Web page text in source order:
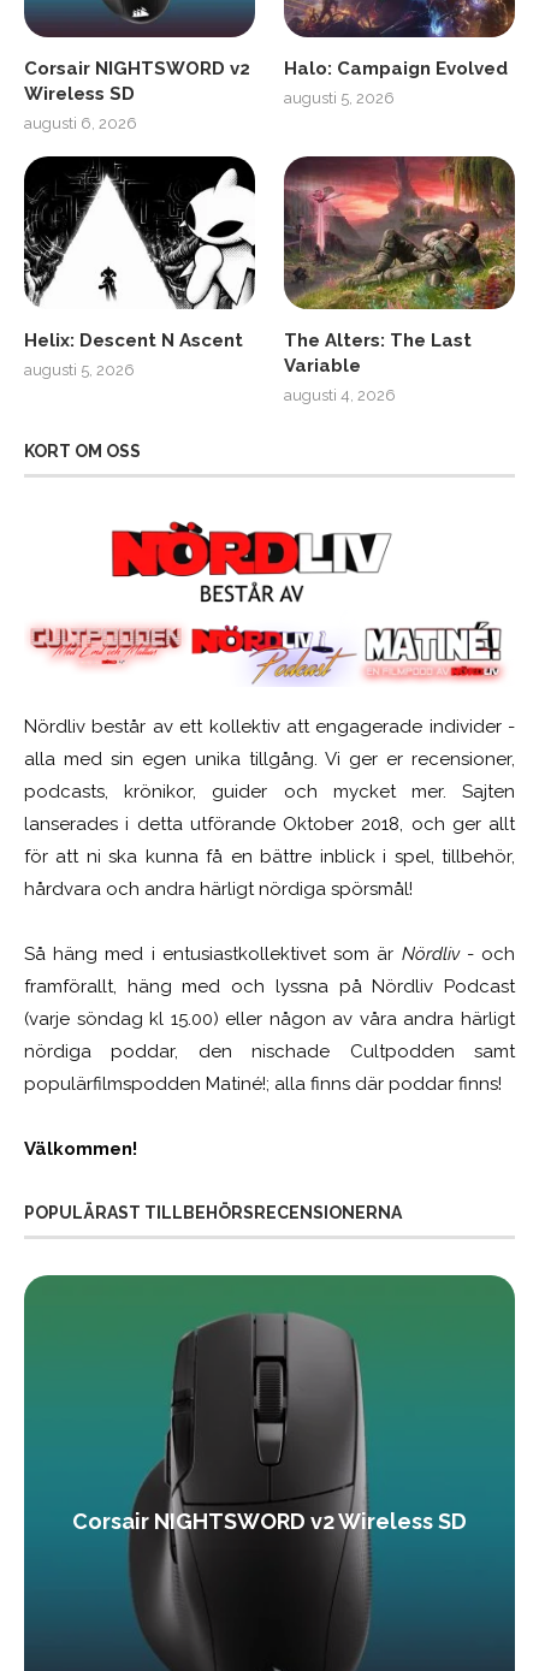
Corsair NIGHTSWORD v2
Wireless SD
augusti 6, 2026
Halo: Campaign Evolved
augusti 5, 2026
Helix: Descent N Ascent
augusti 5, 2026
The Alters: The Last
Variable
augusti 4, 2026
KORT OM OSS
Nördliv består av ett kollektiv att engagerade individer -
alla med sin egen unika tillgång. Vi ger er recensioner,
podcasts, krönikor, guider och mycket mer. Sajten
lanserades i detta utförande Oktober 2018, och ger allt
för att ni ska kunna få en bättre inblick i spel, tillbehör,
hårdvara och andra härligt nördiga spörsmål!
Så häng med i entusiastkollektivet som är Nördliv- och
framförallt, häng med och lyssna på Nördliv Podcast
(varje söndag kl 15.00) eller någon av våra andra härligt
nördiga poddar, den nischade Cultpodden samt
populärfilmspodden Matiné!; alla finns där poddar finns!
Välkommen!
POPULÄRAST TILLBEHÖRSRECENSIONERNA
Corsair NIGHTSWORD v2 Wireless SD